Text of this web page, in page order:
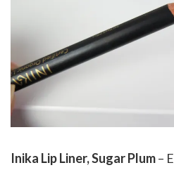
Inika Lip Liner, Sugar Plum–